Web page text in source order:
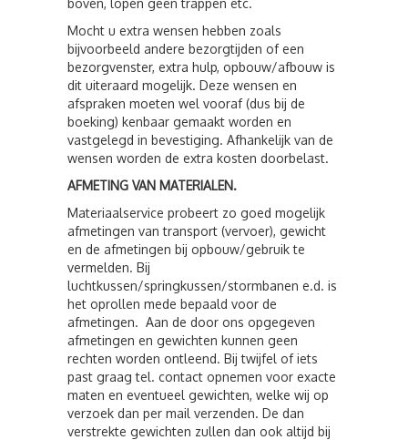
boven, lopen geen trappen etc.
Mocht u extra wensen hebben zoals
bijvoorbeeld andere bezorgtijden of een
bezorgvenster, extra hulp, opbouw/afbouw is
dit uiteraard mogelijk. Deze wensen en
afspraken moeten wel vooraf (dus bij de
boeking) kenbaar gemaakt worden en
vastgelegd in bevestiging. Afhankelijk van de
wensen worden de extra kosten doorbelast.
AFMETING VAN MATERIALEN.
Materiaalservice probeert zo goed mogelijk
afmetingen van transport (vervoer), gewicht
en de afmetingen bij opbouw/gebruik te
vermelden. Bij
luchtkussen/springkussen/stormbanen e.d. is
het oprollen mede bepaald voor de
afmetingen. Aan de door ons opgegeven
afmetingen en gewichten kunnen geen
rechten worden ontleend. Bij twijfel of iets
past graag tel. contact opnemen voor exacte
maten en eventueel gewichten, welke wij op
verzoek dan per mail verzenden. De dan
verstrekte gewichten zullen dan ook altijd bij